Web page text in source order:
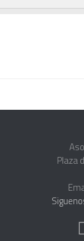
Plaza